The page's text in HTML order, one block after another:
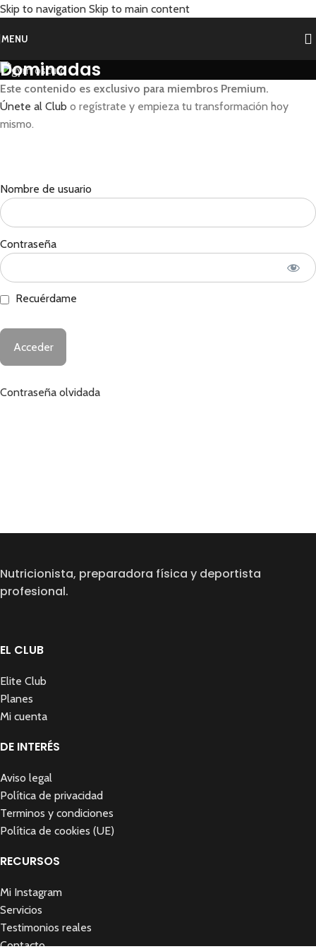
Skip to navigation Skip to main content
MENU
Dominadas
Este contenido es exclusivo para miembros Premium.
Únete al Club o regístrate y empieza tu transformación hoy
mismo.
Nombre de usuario
Contraseña
Recuérdame
Contraseña olvidada
Nutricionista, preparadora física y deportista
profesional.
EL CLUB
Elite Club
Planes
Mi cuenta
DE INTERÉS
Aviso legal
Política de privacidad
Terminos y condiciones
Política de cookies (UE)
RECURSOS
Mi Instagram
Servicios
Testimonios reales
Contacto